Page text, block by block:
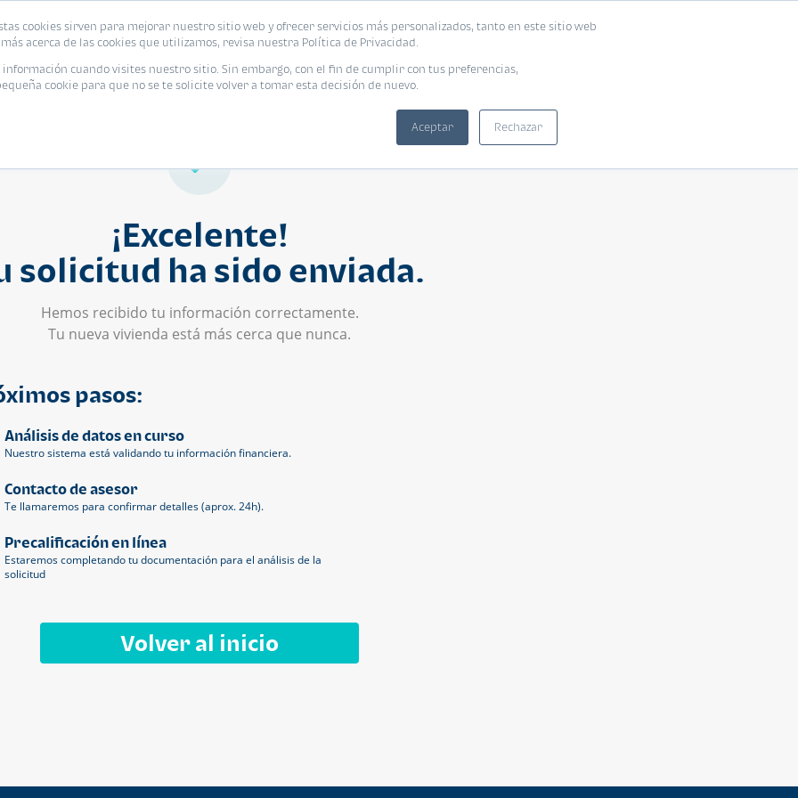
cookies sirven para mejorar nuestro sitio web y ofrecer servicios más personalizados, tanto en este sitio web
acerca de las cookies que utilizamos, revisa nuestra Política de Privacidad.
cuando visites nuestro sitio. Sin embargo, con el fin de cumplir con tus preferencias,
cookie para que no se te solicite volver a tomar esta decisión de nuevo.
Aceptar Rechazar
Eventos Promociones Blog Encuentra tu vivienda ideal
¡Excelente!
solicitud ha sido enviada.
Hemos recibido tu información correctamente.
Tu nueva vivienda está más cerca que nunca.
pasos:
Análisis de datos en curso
Nuestro sistema está validando tu información financiera.
Contacto de asesor
Te llamaremos para confirmar detalles (aprox. 24h).
Precalificación en línea
Estaremos completando tu documentación para el análisis de la
solicitud
Volver al inicio